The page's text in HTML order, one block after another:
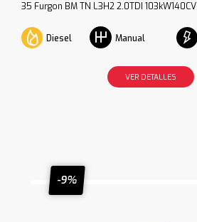
35 Furgon BM TN L3H2 2.0TDI 103kW140CV
Diesel Manual
VER DETALLES
-9%